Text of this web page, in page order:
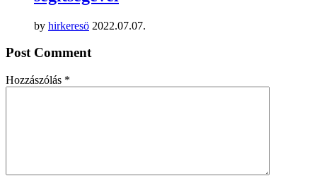
by hirkeresö 2022.07.07.
Post Comment
Hozzászólás *